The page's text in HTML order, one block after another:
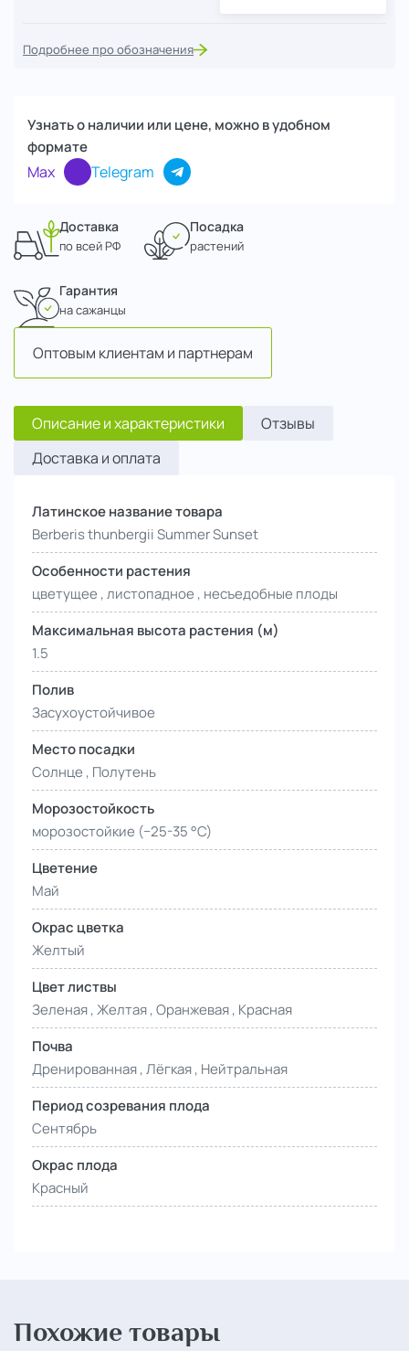
Подробнее про обозначения
Узнать о наличии или цене, можно в удобном
формате
Max Telegram
Доставка
по всей РФ
Посадка
растений
Гарантия
на сажанцы
Оптовым клиентам и партнерам
Описание и характеристики
Отзывы
Доставка и оплата
Латинское название товара
Berberis thunbergii Summer Sunset
Особенности растения
цветущее , листопадное , несъедобные плоды
Максимальная высота растения (м)
1.5
Полив
Засухоустойчивое
Место посадки
Солнце , Полутень
Морозостойкость
морозостойкие (−25-35 °С)
Цветение
Май
Окрас цветка
Желтый
Цвет листвы
Зеленая , Желтая , Оранжевая , Красная
Почва
Дренированная , Лёгкая , Нейтральная
Период созревания плода
Сентябрь
Окрас плода
Красный
Похожие товары